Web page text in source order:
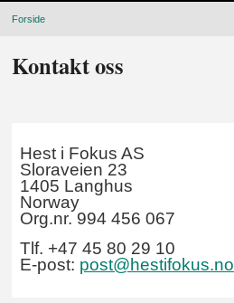
Forside
Kontakt oss
Hest i Fokus AS
Sloraveien 23
1405 Langhus
Norway
Org.nr. 994 456 067
Tlf. +47 45 80 29 10
E-post: post@hestifokus.no